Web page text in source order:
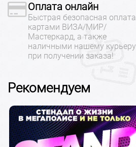
Оплата онлайн
Быстрая безопасная оплата
картами ВИЗА/МИР/
Мастеркард, а также
наличными нашему курьеру
при получении заказа!
Рекомендуем